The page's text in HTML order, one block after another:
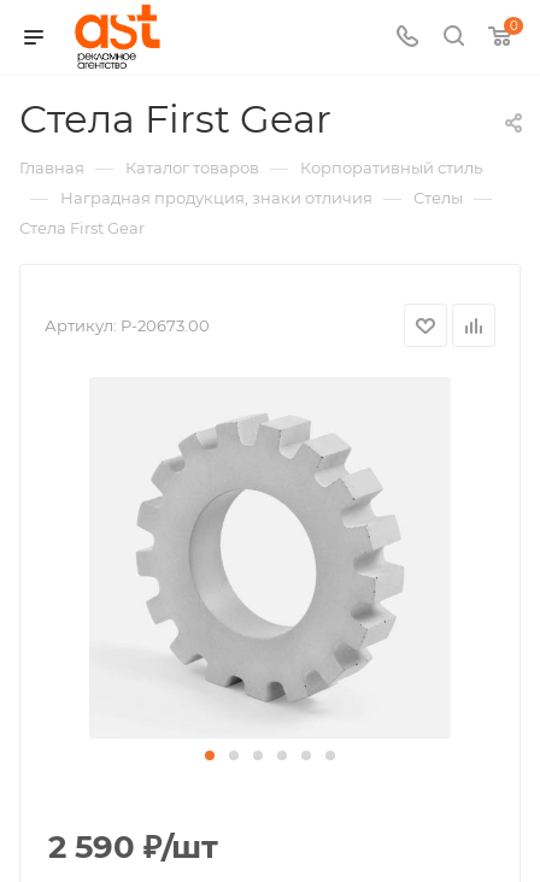
0
Стела First Gear
арт.:
P-
Главная — Каталог товаров — Корпоративный стиль
— Наградная продукция, знаки отличия — Стелы —
Стела First Gear
Артикул: P-20673.00
2 590 ₽/шт